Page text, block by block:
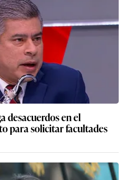
desacuerdos en el
para solicitar facultades